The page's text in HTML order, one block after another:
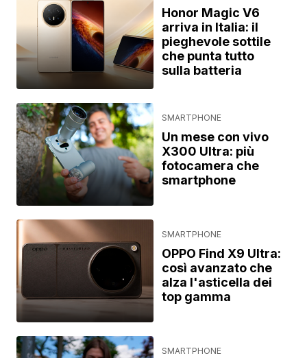
Honor Magic V6
arriva in Italia: il
pieghevole sottile
che punta tutto
sulla batteria
SMARTPHONE
Un mese con vivo
X300 Ultra: più
fotocamera che
smartphone
SMARTPHONE
OPPO Find X9 Ultra:
così avanzato che
alza l'asticella dei
top gamma
SMARTPHONE